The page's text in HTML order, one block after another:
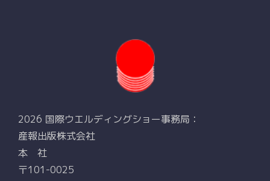
2026 国際ウエルディングショー事務局：
産報出版株式会社
本 社
〒101-0025